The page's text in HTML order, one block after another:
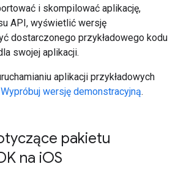
i skompilować aplikację,
API, wyświetlić wersję
dostarczonego przykładowego kodu
swojej aplikacji.
aplikacji przykładowych
Wypróbuj wersję demonstracyjną.
pakietu
na iOS